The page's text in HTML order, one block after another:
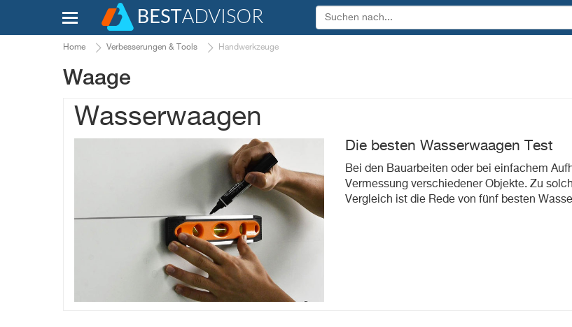
Home Verbesserungen & Tools Handwerkzeuge
Waage
Wasserwaagen
Die besten Wasserwaagen Test
Bei den Bauarbeiten oder bei einfachem
Vermessung verschiedener Objekte. Zu
Vergleich ist die Rede von fünf besten